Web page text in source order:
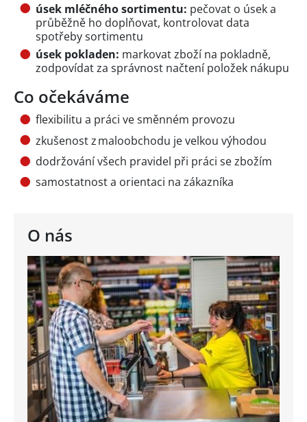
O nás
úsek mléčného sortimentu: pečovat o úsek a
průběžně ho doplňovat, kontrolovat data
spotřeby sortimentu
úsek pokladen: markovat zboží na pokladně,
zodpovídat za správnost načtení položek nákupu
Co očekáváme
flexibilitu a práci ve směnném provozu
zkušenost z maloobchodu je velkou výhodou
dodržování všech pravidel při práci se zbožím
samostatnost a orientaci na zákazníka